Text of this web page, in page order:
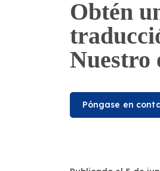
Obtén
Nuestro
Póngase en